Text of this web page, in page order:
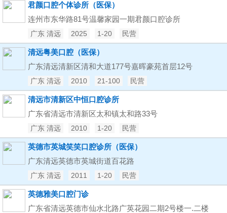
君颜口腔个体诊所（医保）
连州市东华路81号温馨家园一期君颜口腔诊所
广东 清远 2025 1-20 民营
清远粤美口腔（医保）
广东清远清新区清和大道177号嘉晖豪苑首层12号
广东 清远 2010 21-100 民营
清远市清新区中恒口腔诊所
广东省清远市清新区太和镇太和路33号
广东 清远 2010 1-20 民营
英德市英城笑笑口腔诊所（医保）
广东清远英德市英城街道百花路
广东 清远 2011 1-20 民营
英德雅美口腔门诊
广东省清远英德市仙水北路广英花园二期2号楼一.二楼